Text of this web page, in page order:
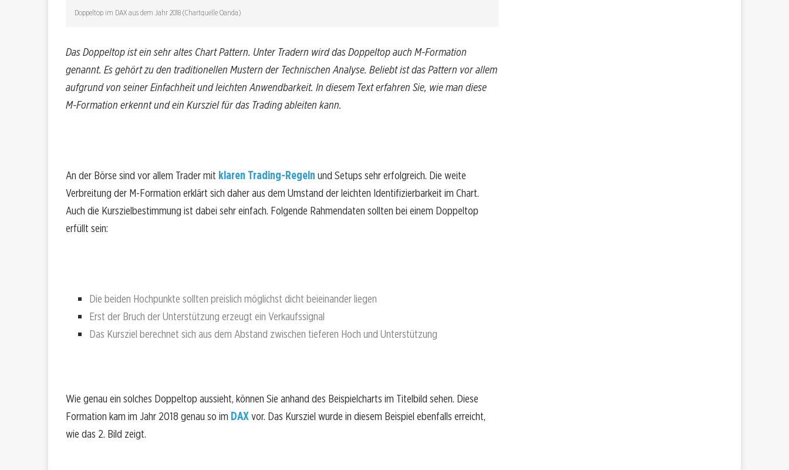
Doppeltop im DAX aus dem Jahr 2018 (Chartquelle Oanda)
Das Doppeltop ist ein sehr altes Chart Pattern. Unter Tradern wird das Doppeltop auch M-Formation
genannt. Es gehört zu den traditionellen Mustern der Technischen Analyse. Beliebt ist das Pattern vor allem
aufgrund von seiner Einfachheit und leichten Anwendbarkeit. In diesem Text erfahren Sie, wie man diese
M-Formation erkennt und ein Kursziel für das Trading ableiten kann.
An der Börse sind vor allem Trader mit klaren Trading-Regeln und Setups sehr erfolgreich. Die weite
Verbreitung der M-Formation erklärt sich daher aus dem Umstand der leichten Identifizierbarkeit im Chart.
Auch die Kurszielbestimmung ist dabei sehr einfach. Folgende Rahmendaten sollten bei einem Doppeltop
erfüllt sein:
Die beiden Hochpunkte sollten preislich möglichst dicht beieinander liegen
Erst der Bruch der Unterstützung erzeugt ein Verkaufssignal
Das Kursziel berechnet sich aus dem Abstand zwischen tieferen Hoch und Unterstützung
Wie genau ein solches Doppeltop aussieht, können Sie anhand des Beispielcharts im Titelbild sehen. Diese
Formation kam im Jahr 2018 genau so im DAXvor. Das Kursziel wurde in diesem Beispiel ebenfalls erreicht,
wie das 2. Bild zeigt.